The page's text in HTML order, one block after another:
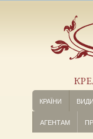
КРАЇНИ
АГЕНТАМ